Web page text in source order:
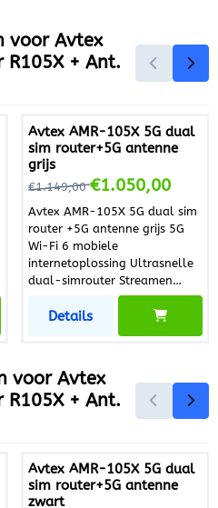
voor Avtex
R105X + Ant.
Avtex AMR-105X 5G dual
sim router+5G antenne
grijs
Van 1 149,00 voor 1 050,00
€1.149,00€1.050,00
Avtex AMR-105X 5G dual sim
router +5G antenne grijs 5G
Wi-Fi 6 mobiele
internetoplossing Ultrasnelle
dual-simrouter Streamen
Bladeren Delen met de nieuwe
snelle Avtex AMR105X 5G Wi-
Fi 6 mobiele router en 5G-
recreatiemarkt, heeft de
AMR105X een 2,8”
kleurenscherm, zodat u
informatie kunt bekijken zoals
signaalsterkte, serviceprovider
en maandelijks dataverbruik.
Details
voor Avtex
R105X + Ant.
Avtex AMR-105X 5G dual
sim router+5G antenne
zwart